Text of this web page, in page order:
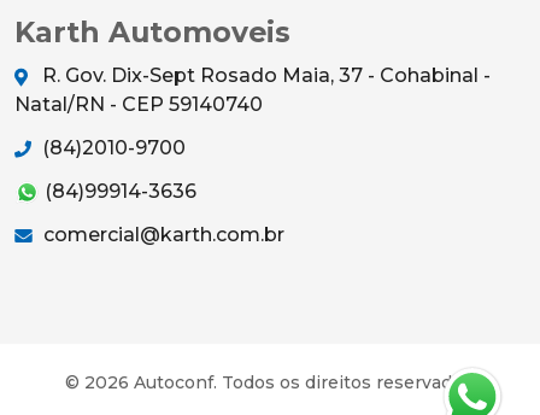
Karth Automoveis
R. Gov. Dix-Sept Rosado Maia, 37 - Cohabinal -
Natal/RN - CEP 59140740
(84)2010-9700
(84)99914-3636
comercial@karth.com.br
© 2026 Autoconf. Todos os direitos reservados.